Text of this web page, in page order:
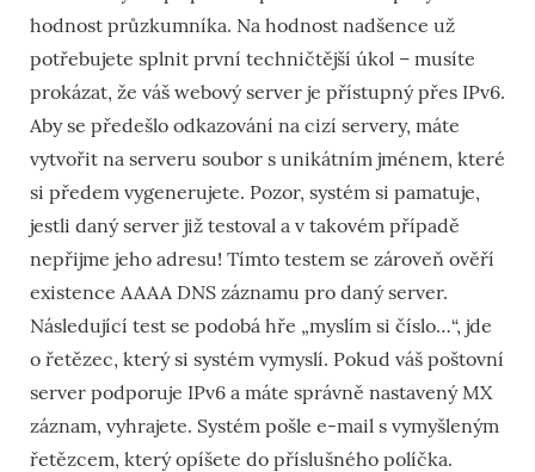
hodnost průzkumníka. Na hodnost nadšence už
potřebujete splnit první techničtější úkol – musíte
prokázat, že váš webový server je přístupný přes IPv6.
Aby se předešlo odkazování na cizí servery, máte
vytvořit na serveru soubor s unikátním jménem, které
si předem vygenerujete. Pozor, systém si pamatuje,
jestli daný server již testoval a v takovém případě
nepřijme jeho adresu! Tímto testem se zároveň ověří
existence AAAA DNS záznamu pro daný server.
Následující test se podobá hře „myslím si číslo…“, jde
o řetězec, který si systém vymyslí. Pokud váš poštovní
server podporuje IPv6 a máte správně nastavený MX
záznam, vyhrajete. Systém pošle e-mail s vymyšleným
řetězcem, který opíšete do příslušného políčka.